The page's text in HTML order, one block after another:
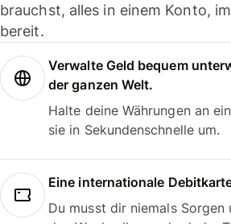
brauchst, alles in einem Konto,
bereit.
Verwalte Geld bequem
der ganzen Welt.
Halte deine Währungen an
sie in Sekundenschnelle um.
Eine internationale
Du musst dir niemals